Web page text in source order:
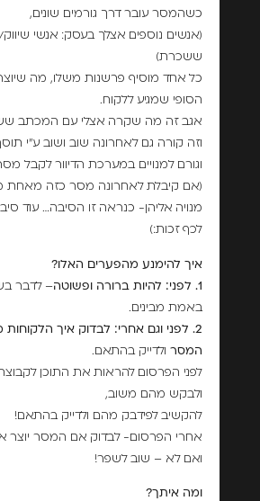
כשהמסר עובר דרך גורמים שונים,
(אנשים נוספים אצלך בעסק: אנשי
ששכרת)
כל אחד מוסיף פרשנות משלו, מה
הסופי שמגיע ללקוח.
אגב זה מה שקרה אצלי עם המכתב
וזה קורה גם לאחרונה שוב ושוב ע"י
וגורם למנויים במערכת הדיוור לקבל
(אם קיבלת לאחרונה מסר כזה
מנויה אליהן- כנראה זו הסיבה… עוד סיבה
לכף זכות:)
איך להימנע מהפערים האלו?
1. לפני: להיות ברורה ופשוטה
– לדבר
באמת מבינים.
2. לפני וגם אחרי: לבדוק איך
המסרולדייק בהתאם.
לפני הפרסום להראות את התוכן
ולבקש מהם משוב,
להקשיב לפידבק מהם ולדייק בהתאם!
אחרי הפרסום- לבדוק אם המסר יוצר
ואם לא – שוב לשפר!
ומה איתך?